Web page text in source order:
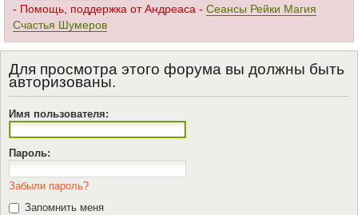
- Помощь, поддержка от Андреаса - Сеансы Рейки Магия
Счастья Шумеров
Для просмотра этого форума вы должны быть
авторизованы.
Имя пользователя:
Пароль:
Забыли пароль?
Запомнить меня